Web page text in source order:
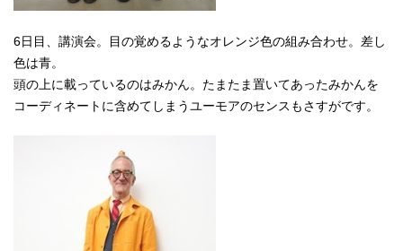
6日目、講演会。目の覚めるようなオレンジ色の組み合わせ。差し
色は青。
頭の上に載っているのはみかん。たまたま置いてあったみかんを
コーディネートに含めてしまうユーモアのセンスもさすがです。